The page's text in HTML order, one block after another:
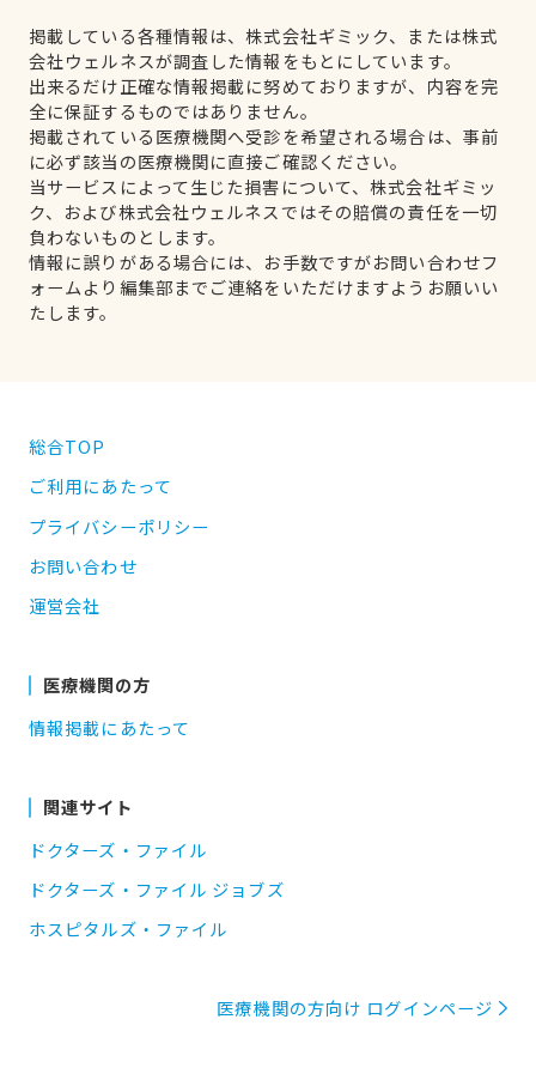
掲載している各種情報は、株式会社ギミック、または株式
会社ウェルネスが調査した情報をもとにしています。
出来るだけ正確な情報掲載に努めておりますが、内容を完
全に保証するものではありません。
掲載されている医療機関へ受診を希望される場合は、事前
に必ず該当の医療機関に直接ご確認ください。
当サービスによって生じた損害について、株式会社ギミッ
ク、および株式会社ウェルネスではその賠償の責任を一切
負わないものとします。
情報に誤りがある場合には、お手数ですがお問い合わせフ
ォームより編集部までご連絡をいただけますようお願いい
たします。
総合TOP
ご利用にあたって
プライバシーポリシー
お問い合わせ
運営会社
医療機関の方
情報掲載にあたって
関連サイト
ドクターズ・ファイル
ドクターズ・ファイル ジョブズ
ホスピタルズ・ファイル
医療機関の方向け ログインページ